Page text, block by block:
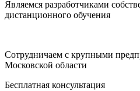
Являемся разработчиками
дистанционного обучения
Сотрудничаем с крупными
Московской области
Бесплатная консультация